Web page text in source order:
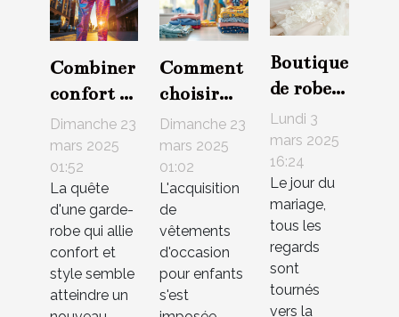
Combiner
confort et
style avec
les
pantalons
jogger les
plus
tendance
de 2023
Dimanche 23
mars 2025
01:52
La quête
d'une garde-
robe qui allie
confort et
style semble
atteindre un
Comment
choisir
des
vêtements
d'occasion
pour
enfants
en ligne
Dimanche 23
mars 2025
01:02
L'acquisition
de
vêtements
d'occasion
pour enfants
s'est
Boutique
de robes
de
mariée à
Paris 5 :
où
trouver
la robe
parfaite
?
Lundi 3
mars 2025
16:24
Le jour du
mariage,
tous les
regards
sont
tournés
vers la